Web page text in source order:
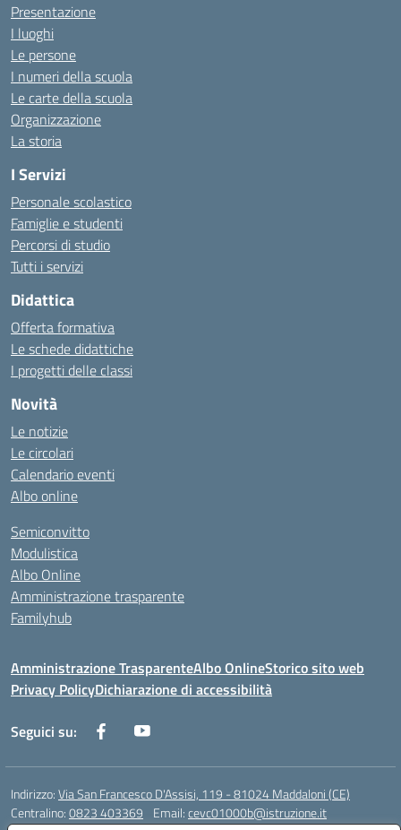
Presentazione
I luoghi
Le persone
I numeri della scuola
Le carte della scuola
Organizzazione
La storia
I Servizi
Personale scolastico
Famiglie e studenti
Percorsi di studio
Tutti i servizi
Didattica
Offerta formativa
Le schede didattiche
I progetti delle classi
Novità
Le notizie
Le circolari
Calendario eventi
Albo online
Semiconvitto
Modulistica
Albo Online
Amministrazione trasparente
Familyhub
Amministrazione TrasparenteAlbo OnlineStorico sito web
Privacy PolicyDichiarazione di accessibilità
Seguici su:
Indirizzo:Via San Francesco D'Assisi, 119 - 81024 Maddaloni (CE)
Centralino:0823 403369 Email:cevc01000b@istruzione.it